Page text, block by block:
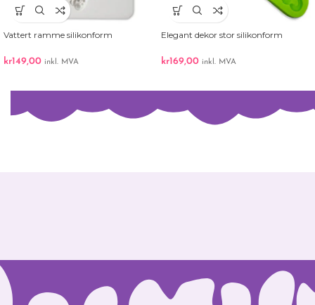
Vattert ramme silikonform
kr149,00 inkl. MVA
Elegant dekor stor silikonform
kr169,00 inkl. MVA